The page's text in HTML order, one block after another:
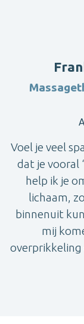
Voel je veel
dat je vooral
help ik je
lichaam,
binnenuit
mij
overprikkeling